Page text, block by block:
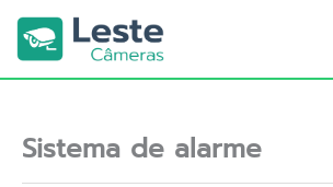
para
conteúdo
Sistema de alarme